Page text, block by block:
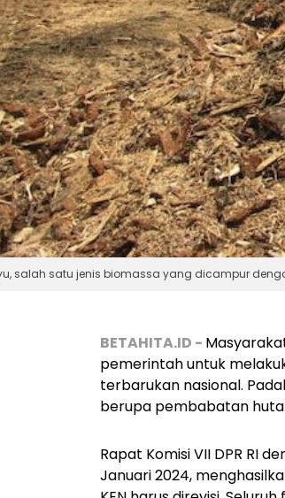
salah satu jenis biomassa yang dicampur
BETAHITA.ID -
pemerintah untuk
terbarukan nasional.
berupa pembabatan
Rapat Komisi VII DPR RI
Januari 2024,